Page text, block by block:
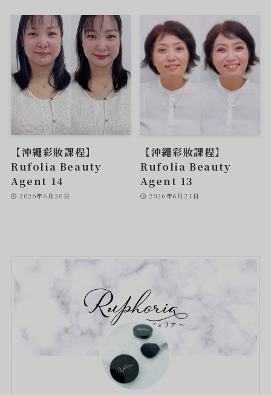
【沖繩彩妝課程】
Rufolia Beauty
Agent 14
2026年6月30日
【沖繩彩妝課程】
Rufolia Beauty
Agent 13
2026年6月21日